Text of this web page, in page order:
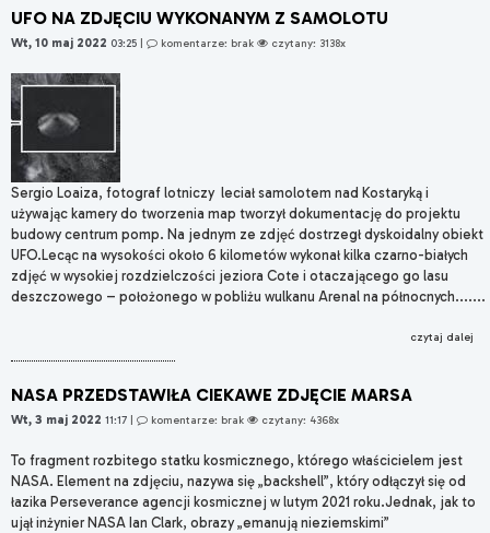
UFO NA ZDJĘCIU WYKONANYM Z SAMOLOTU
Wt, 10 maj 2022 03:25 komentarze: brak czytany: 3138x
Sergio Loaiza, fotograf lotniczy leciał samolotem nad Kostaryką i
używając kamery do tworzenia map tworzył dokumentację do projektu
budowy centrum pomp. Na jednym ze zdjęć dostrzegł dyskoidalny obiekt
UFO.Lecąc na wysokości około 6 kilometów wykonał kilka czarno-białych
zdjęć w wysokiej rozdzielczości jeziora Cote i otaczającego go lasu
deszczowego – położonego w pobliżu wulkanu Arenal na północnych.......
czytaj dalej
NASA PRZEDSTAWIŁA CIEKAWE ZDJĘCIE MARSA
Wt, 3 maj 2022 11:17 komentarze: brak czytany: 4368x
To fragment rozbitego statku kosmicznego, którego właścicielem jest
NASA. Element na zdjęciu, nazywa się „backshell”, który odłączył się od
łazika Perseverance agencji kosmicznej w lutym 2021 roku.Jednak, jak to
ujął inżynier NASA Ian Clark, obrazy „emanują nieziemskimi”